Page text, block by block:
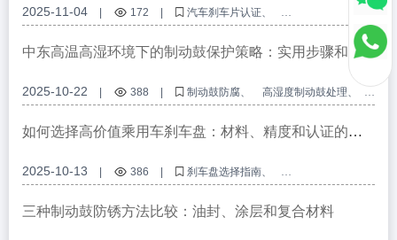
2025-11-04 172
汽车刹车片认证
VCA COP 审计要求
E-MARK认证标准
制动系统质量控制
高性能刹车片
中东高温高湿环境下的制动鼓保护策略：实用步骤和建
2025-10-22 388 制动鼓防腐
高湿度制动鼓处理
商用车刹车腐蚀预防
油封与涂层制动保护 中东制动鼓解决方案
如何选择高价值乘用车刹车盘：材料、精度和认证的关
2025-10-13 386
刹车盘选择指南
灰铸铁刹车盘材质
汽车刹车盘认证标准
防腐蚀刹车盘技术
乘用车高性能制动盘
三种制动鼓防锈方法比较：油封、涂层和复合材料